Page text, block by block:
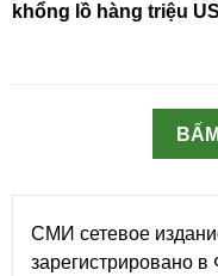
khổng lồ hàng triệu
СМИ сетевое
зарегистрировано